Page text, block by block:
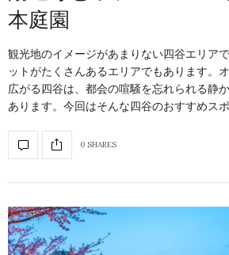
本庭園
観光地のイメージがあまりない四谷エリア
ットがたくさんあるエリアでもあります。
広がる四谷は、都会の喧騒を忘れられる静
あります。今回はそんな四谷のおすすめス
0 SHARES